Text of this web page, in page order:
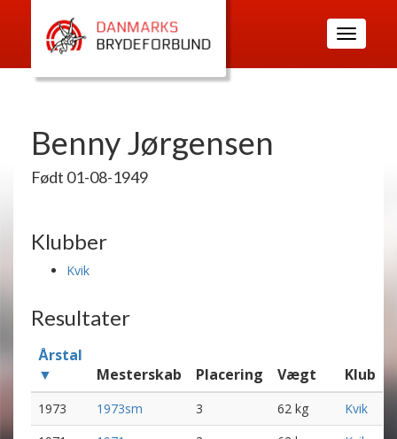
Toggle
navigation
Benny Jørgensen
Født 01-08-1949
Klubber
Kvik
Resultater
Årstal
▼
Mesterskab Placering Vægt Klub
1973 1973sm 3 62 kg
Kvik